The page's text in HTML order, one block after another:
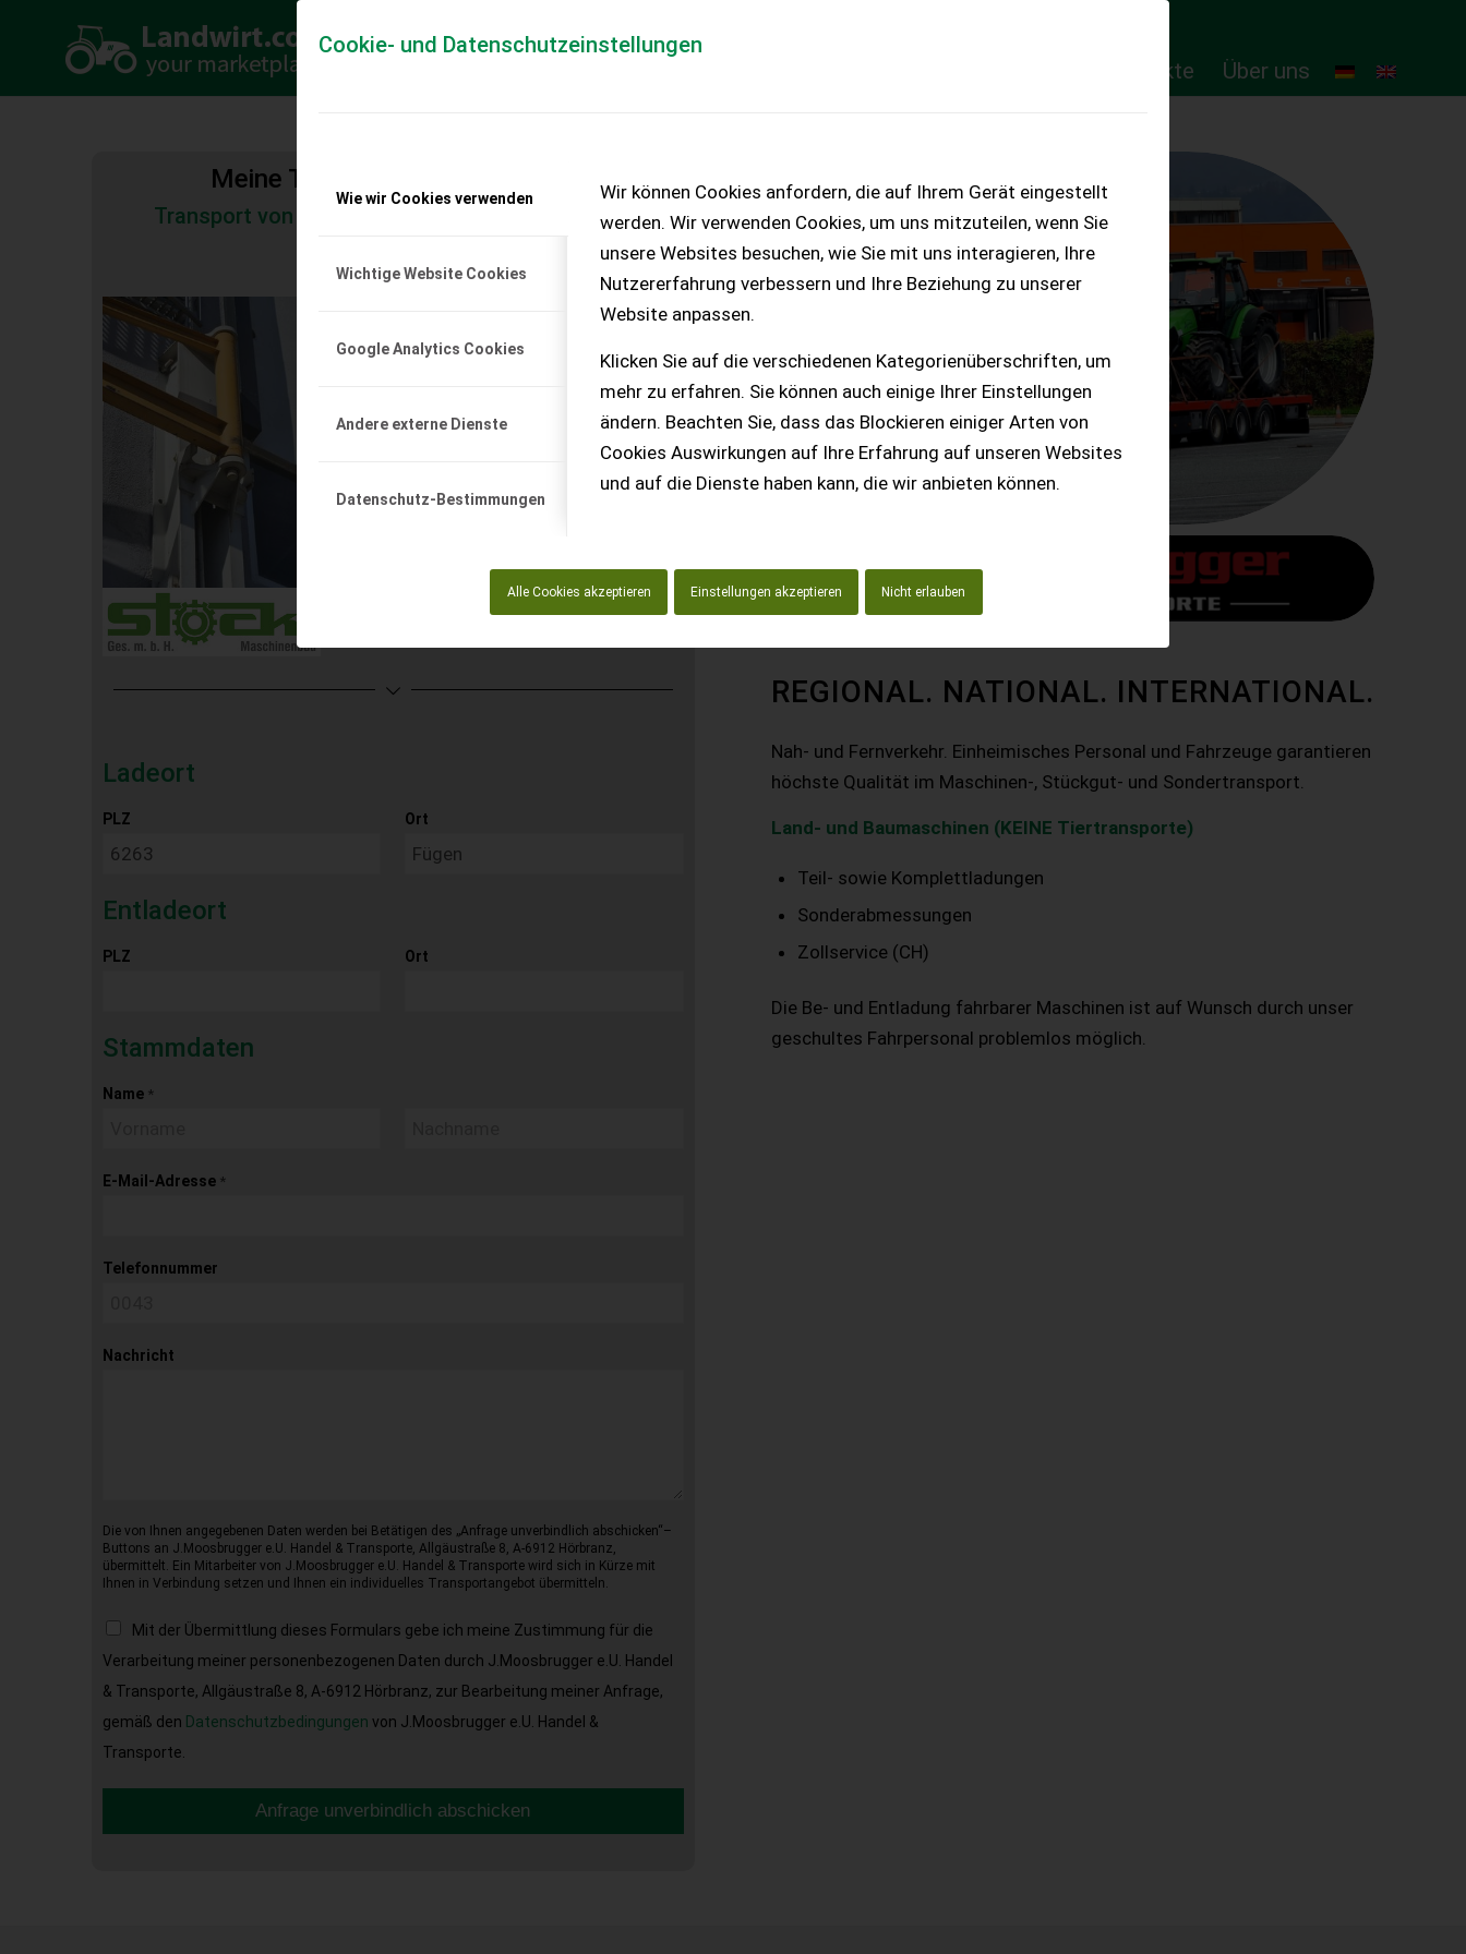
Cookie- und Datenschutzeinstellungen
Wie wir Cookies verwenden
Wichtige Website Cookies
Google Analytics Cookies
Andere externe Dienste
Datenschutz-Bestimmungen
Wir können Cookies anfordern, die auf Ihrem Gerät eingestellt
werden. Wir verwenden Cookies, um uns mitzuteilen, wenn Sie
unsere Websites besuchen, wie Sie mit uns interagieren, Ihre
Nutzererfahrung verbessern und Ihre Beziehung zu unserer
Website anpassen.
Klicken Sie auf die verschiedenen Kategorienüberschriften, um
mehr zu erfahren. Sie können auch einige Ihrer Einstellungen
ändern. Beachten Sie, dass das Blockieren einiger Arten von
Cookies Auswirkungen auf Ihre Erfahrung auf unseren Websites
und auf die Dienste haben kann, die wir anbieten können.
Alle Cookies akzeptieren Einstellungen akzeptieren Nicht erlauben
Online-Produkte Über uns
Meine Transportkostenanfrage
Transport von Land- und Baumaschinen – KEINE
Sonstige Wandschwenkkrananlage
Wandschwenkkrananlage mit Säule und
EUR 1.800 inkl. 20 % MwSt.
Ladeort
PLZ Ort
Entladeort
PLZ Ort
Stammdaten
Name *
E-Mail-Adresse *
Telefonnummer
Nachricht
Die von Ihnen angegebenen Daten werden bei Betätigen des „Anfrage unverbindlich abschicken“–
Buttons an J.Moosbrugger e.U. Handel & Transporte, Allgäustraße 8, A-6912 Hörbranz,
übermittelt. Ein Mitarbeiter von J.Moosbrugger e.U. Handel & Transporte wird sich in Kürze mit
Ihnen in Verbindung setzen und Ihnen ein individuelles Transportangebot übermitteln.
Mit der Übermittlung dieses Formulars gebe ich meine Zustimmung für die
Verarbeitung meiner personenbezogenen Daten durch J.Moosbrugger e.U. Handel
& Transporte, Allgäustraße 8, A-6912 Hörbranz, zur Bearbeitung meiner Anfrage,
gemäß den Datenschutzbedingungen von J.Moosbrugger e.U. Handel &
Transporte.
Anfrage unverbindlich abschicken
REGIONAL. NATIONAL. INTERNATIONAL.
Nah- und Fernverkehr. Einheimisches Personal und Fahrzeuge garantieren
höchste Qualität im Maschinen-, Stückgut- und Sondertransport.
Land- und Baumaschinen (KEINE Tiertransporte)
Teil- sowie Komplettladungen
Sonderabmessungen
Zollservice (CH)
Die Be- und Entladung fahrbarer Maschinen ist auf Wunsch durch unser
geschultes Fahrpersonal problemlos möglich.